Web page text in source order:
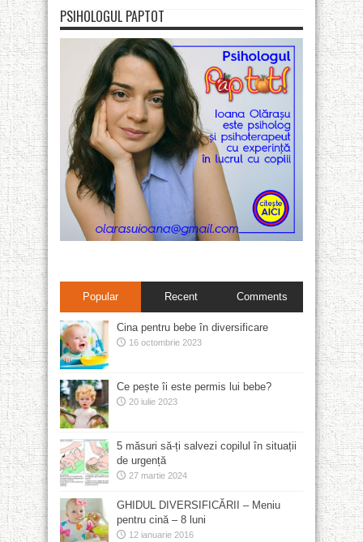
PSIHOLOGUL PAPTOT
Popular Recent Comments
Cina pentru bebe în diversificare
16 octombrie 2023
Ce pește îi este permis lui bebe?
20 iulie 2023
5 măsuri să-ți salvezi copilul în situații
de urgență
27 martie 2024
GHIDUL DIVERSIFICĂRII – Meniu
pentru cină – 8 luni
12 ianuarie 2016